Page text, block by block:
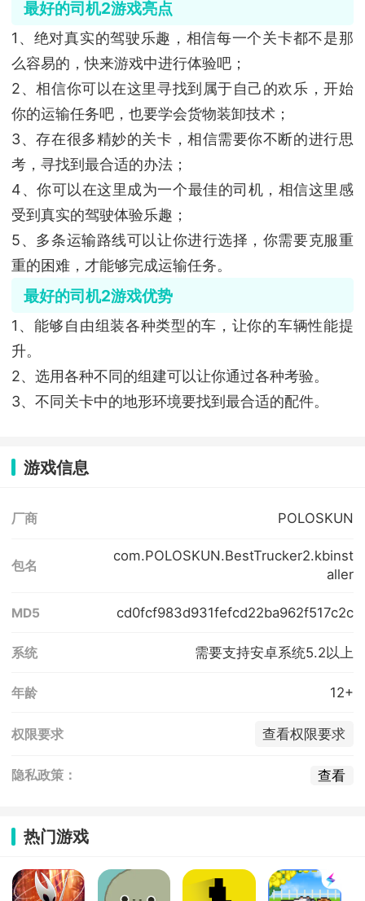
最好的司机2游戏亮点
1、绝对真实的驾驶乐趣，相信每一个关卡都不是那
么容易的，快来游戏中进行体验吧；
2、相信你可以在这里寻找到属于自己的欢乐，开始
你的运输任务吧，也要学会货物装卸技术；
3、存在很多精妙的关卡，相信需要你不断的进行思
考，寻找到最合适的办法；
4、你可以在这里成为一个最佳的司机，相信这里感
受到真实的驾驶体验乐趣；
5、多条运输路线可以让你进行选择，你需要克服重
重的困难，才能够完成运输任务。
最好的司机2游戏优势
1、能够自由组装各种类型的车，让你的车辆性能提
升。
2、选用各种不同的组建可以让你通过各种考验。
3、不同关卡中的地形环境要找到最合适的配件。
游戏信息
厂商 POLOSKUN
包名
com.POLOSKUN.BestTrucker2.kbinst
aller
MD5 cd0fcf983d931fefcd22ba962f517c2c
系统 需要支持安卓系统5.2以上
年龄 12+
权限要求 查看权限要求
隐私政策： 查看
热门游戏